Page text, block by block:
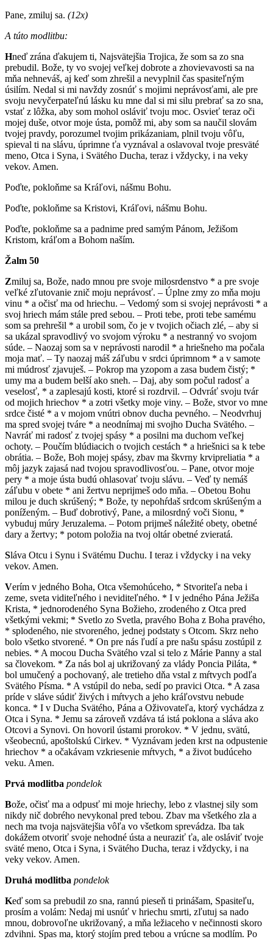
Pane, zmiluj sa. (12x)
A túto modlitbu:
Hneď zrána ďakujem ti, Najsvätejšia Trojica, že som sa zo sna
prebudil. Bože, ty vo svojej veľkej dobrote a zhovievavosti sa na
mňa nehneváš, aj keď som zhrešil a nevyplnil čas spasiteľným
úsilím. Nedal si mi navždy zosnúť s mojimi neprávosťami, ale pre
svoju nevyčerpateľnú lásku ku mne dal si mi silu prebrať sa zo sna,
vstať z lôžka, aby som mohol osláviť tvoju moc. Osvieť teraz oči
mojej duše, otvor moje ústa, pomôž mi, aby som sa naučil slovám
tvojej pravdy, porozumel tvojim prikázaniam, plnil tvoju vôľu,
spieval ti na slávu, úprimne ťa vyznával a oslavoval tvoje presväté
meno, Otca i Syna, i Svätého Ducha, teraz i vždycky, i na veky
vekov. Amen.
Poďte, pokloňme sa Kráľovi, nášmu Bohu.
Poďte, pokloňme sa Kristovi, Kráľovi, nášmu Bohu.
Poďte, pokloňme sa a padnime pred samým Pánom, Ježišom
Kristom, kráľom a Bohom naším.
Žalm 50
Zmiluj sa, Bože, nado mnou pre svoje milosrdenstvo * a pre svoje
veľké zľutovanie znič moju neprávosť. – Úplne zmy zo mňa moju
vinu * a očisť ma od hriechu. – Vedomý som si svojej neprávosti * a
svoj hriech mám stále pred sebou. – Proti tebe, proti tebe samému
som sa prehrešil * a urobil som, čo je v tvojich očiach zlé, – aby si
sa ukázal spravodlivý vo svojom výroku * a nestranný vo svojom
súde. – Naozaj som sa v neprávosti narodil * a hriešneho ma počala
moja mať. – Ty naozaj máš záľubu v srdci úprimnom * a v samote
mi múdrosť zjavuješ. – Pokrop ma yzopom a zasa budem čistý; *
umy ma a budem belší ako sneh. – Daj, aby som počul radosť a
veselosť, * a zaplesajú kosti, ktoré si rozdrvil. – Odvráť svoju tvár
od mojich hriechov * a zotri všetky moje viny. – Bože, stvor vo mne
srdce čisté * a v mojom vnútri obnov ducha pevného. – Neodvrhuj
ma spred svojej tváre * a neodnímaj mi svojho Ducha Svätého. –
Navráť mi radosť z tvojej spásy * a posilni ma duchom veľkej
ochoty. – Poučím blúdiacich o tvojich cestách * a hriešnici sa k tebe
obrátia. – Bože, Boh mojej spásy, zbav ma škvrny krvipreliatia * a
môj jazyk zajasá nad tvojou spravodlivosťou. – Pane, otvor moje
pery * a moje ústa budú ohlasovať tvoju slávu. – Veď ty nemáš
záľubu v obete * ani žertvu neprijmeš odo mňa. – Obetou Bohu
milou je duch skrúšený; * Bože, ty nepohŕdaš srdcom skrúšeným a
poníženým. – Buď dobrotivý, Pane, a milosrdný voči Sionu, *
vybuduj múry Jeruzalema. – Potom prijmeš náležité obety, obetné
dary a žertvy; * potom položia na tvoj oltár obetné zvieratá.
Sláva Otcu i Synu i Svätému Duchu. I teraz i vždycky i na veky
vekov. Amen.
Verím v jedného Boha, Otca všemohúceho, * Stvoriteľa neba i
zeme, sveta viditeľného i neviditeľného. * I v jedného Pána Ježiša
Krista, * jednorodeného Syna Božieho, zrodeného z Otca pred
všetkými vekmi; * Svetlo zo Svetla, pravého Boha z Boha pravého,
* splodeného, nie stvoreného, jednej podstaty s Otcom. Skrz neho
bolo všetko stvorené. * On pre nás ľudí a pre našu spásu zostúpil z
nebies. * A mocou Ducha Svätého vzal si telo z Márie Panny a stal
sa človekom. * Za nás bol aj ukrižovaný za vlády Poncia Piláta, *
bol umučený a pochovaný, ale tretieho dňa vstal z mŕtvych podľa
Svätého Písma. * A vstúpil do neba, sedí po pravici Otca. * A zasa
príde v sláve súdiť živých i mŕtvych a jeho kráľovstvu nebude
konca. * I v Ducha Svätého, Pána a Oživovateľa, ktorý vychádza z
Otca i Syna. * Jemu sa zároveň vzdáva tá istá poklona a sláva ako
Otcovi a Synovi. On hovoril ústami prorokov. * V jednu, svätú,
všeobecnú, apoštolskú Cirkev. * Vyznávam jeden krst na odpustenie
hriechov * a očakávam vzkriesenie mŕtvych, * a život budúceho
veku. Amen.
Prvá modlitba pondelok
Bože, očisť ma a odpusť mi moje hriechy, lebo z vlastnej sily som
nikdy nič dobrého nevykonal pred tebou. Zbav ma všetkého zla a
nech ma tvoja najsvätejšia vôľa vo všetkom sprevádza. Iba tak
dokážem otvoriť svoje nehodné ústa a neuraziť ťa, ale osláviť tvoje
sväté meno, Otca i Syna, i Svätého Ducha, teraz i vždycky, i na
veky vekov. Amen.
Druhá modlitba pondelok
Keď som sa prebudil zo sna, rannú pieseň ti prinášam, Spasiteľu,
prosím a volám: Nedaj mi usnúť v hriechu smrti, zľutuj sa nado
mnou, dobrovoľne ukrižovaný, a mňa ležiaceho v nečinnosti skoro
zdvihni. Spas ma, ktorý stojím pred tebou a vrúcne sa modlím. Po